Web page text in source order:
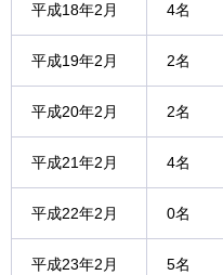
平成18年2月 4名
平成19年2月 2名
平成20年2月 2名
平成21年2月 4名
平成22年2月 0名
平成23年2月 5名